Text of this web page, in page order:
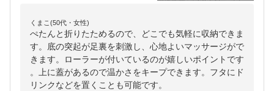
くまこ(50代・女性)
ぺたんと折りたためるので、どこでも気軽に収納できま
す。底の突起が足裏を刺激し、心地よいマッサージがで
きます。ローラーが付いているのが嬉しいポイントです
。上に蓋があるので温かさをキープできます。フタにド
リンクなどを置くことも可能です。